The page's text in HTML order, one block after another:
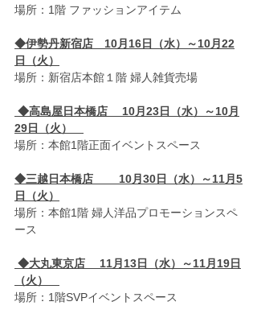
場所：1階 ファッションアイテム
◆伊勢丹新宿店　10月16日（水）～10月22
日（火）
場所：新宿店本館１階 婦人雑貨売場
29日（火）
場所：本館1階正面イベントスペース
◆三越日本橋店　 　10月30日（水）～11月5
日（火）
場所：本館1階 婦人洋品プロモーションスペ
ース
（火）
場所：1階SVPイベントスペース